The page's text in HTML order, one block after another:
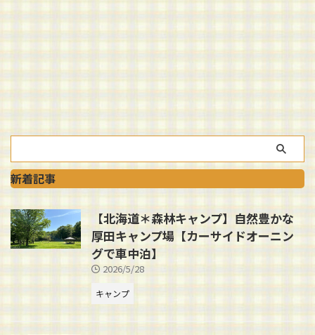
新着記事
【北海道＊森林キャンプ】自然豊かな
厚田キャンプ場【カーサイドオーニン
グで車中泊】
2026/5/28
キャンプ